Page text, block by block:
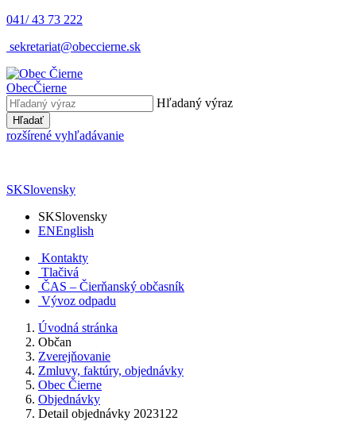
041/ 43 73 222
sekretariat@obeccierne.sk
ObecČierne
Hľadaný výraz
Hľadať
rozšírené vyhľadávanie
SKSlovensky
SKSlovensky
ENEnglish
Kontakty
Tlačivá
ČAS – Čierňanský občasník
Vývoz odpadu
Úvodná stránka
Občan
Zverejňovanie
Zmluvy, faktúry, objednávky
Obec Čierne
Objednávky
Detail objednávky 2023122